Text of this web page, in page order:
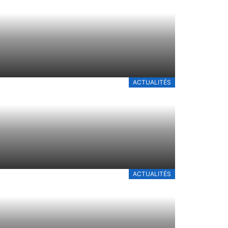
ACTUALITÉS
ACTUALITÉS